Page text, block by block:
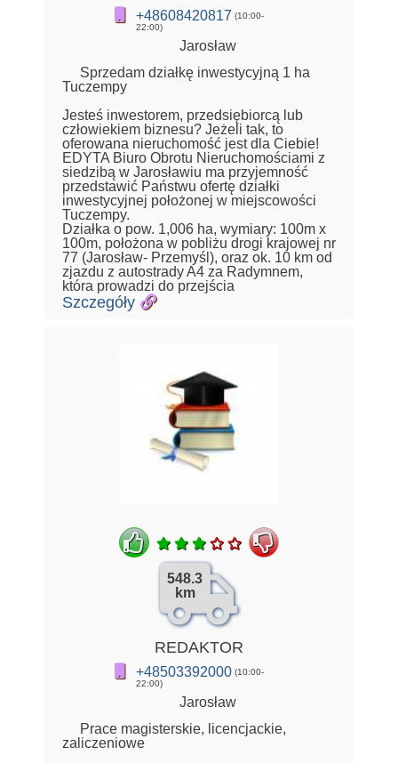
+48608420817 (10:00-
22:00)
Jarosław
Sprzedam działkę inwestycyjną 1 ha
Tuczempy
Jesteś inwestorem, przedsiębiorcą lub
człowiekiem biznesu? Jeżeli tak, to
oferowana nieruchomość jest dla Ciebie!
EDYTA Biuro Obrotu Nieruchomościami z
siedzibą w Jarosławiu ma przyjemność
przedstawić Państwu ofertę działki
inwestycyjnej położonej w miejscowości
Tuczempy.
Działka o pow. 1,006 ha, wymiary: 100m x
100m, położona w pobliżu drogi krajowej nr
77 (Jarosław- Przemyśl), oraz ok. 10 km od
zjazdu z autostrady A4 za Radymnem,
która prowadzi do przejścia
Szczegóły
548.3
km
REDAKTOR
+48503392000 (10:00-
22:00)
Jarosław
Prace magisterskie, licencjackie,
zaliczeniowe